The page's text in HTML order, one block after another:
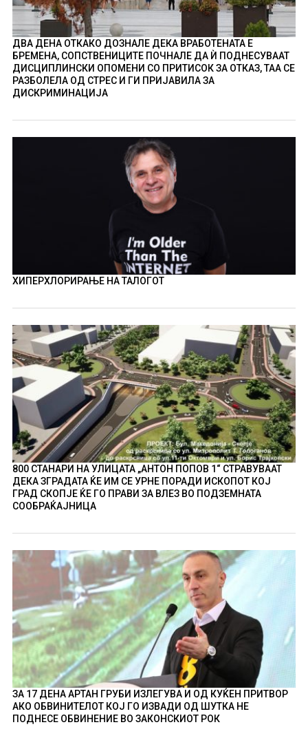
ДВА ДЕНА ОТКАКО ДОЗНАЛЕ ДЕКА ВРАБОТЕНАТА Е
БРЕМЕНА, СОПСТВЕНИЦИТЕ ПОЧНАЛЕ ДА Ѝ ПОДНЕСУВААТ
ДИСЦИПЛИНСКИ ОПОМЕНИ СО ПРИТИСОК ЗА ОТКАЗ, ТАА СЕ
РАЗБОЛЕЛА ОД СТРЕС И ГИ ПРИЈАВИЛА ЗА
ДИСКРИМИНАЦИЈА
ХИПЕРХЛОРИРАЊЕ НА ТАЛОГОТ
800 СТАНАРИ НА УЛИЦАТА „АНТОН ПОПОВ 1“ СТРАВУВААТ
ДЕКА ЗГРАДАТА ЌЕ ИМ СЕ УРНЕ ПОРАДИ ИСКОПОТ КОЈ
ГРАД СКОПЈЕ ЌЕ ГО ПРАВИ ЗА ВЛЕЗ ВО ПОДЗЕМНАТА
СООБРАЌАЈНИЦА
ЗА 17 ДЕНА АРТАН ГРУБИ ИЗЛЕГУВА И ОД КУЌЕН ПРИТВОР
АКО ОБВИНИТЕЛОТ КОЈ ГО ИЗВАДИ ОД ШУТКА НЕ
ПОДНЕСЕ ОБВИНЕНИЕ ВО ЗАКОНСКИОТ РОК